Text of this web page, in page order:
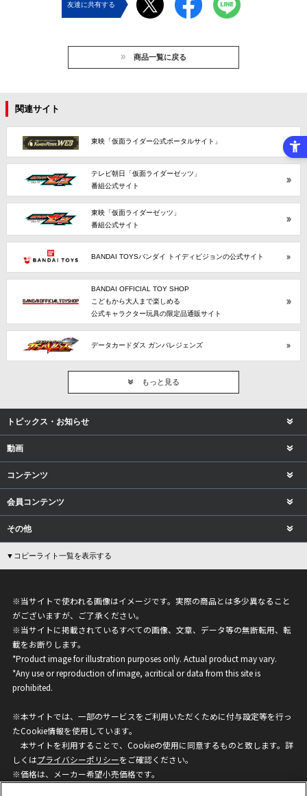
友達に共有する
商品一覧に戻る
関連サイト
東映「仮面ライダー公式ポータルサイト」
テレビ朝日「仮面ライダーゼッツ」
番組公式サイト
東映「仮面ライダーゼッツ」
番組公式サイト
BANDAI TOYSバンダイ トイディビジョンの公式サイト
BANDAI OFFICIAL TOY SHOP
こどもから大人まで楽しめる
公式キャラクター玩具の限定品通販サイト
データカードダス ガンバレジェンズ
もっと見る
トピックス・お知らせ
動画
コンテンツ
会員コンテンツ
その他
▼コピーライト一覧を表示する
※当サイトで使われる画像はイメージです。実際の商品とは多少異なること
がございますが、ご了承ください。
※当サイトに掲載されているすべての画像、文章、データ等の無断転用、転
載をお断りします。
*Product image for illustration purposes only. Actual product may vary.
*Any use or reproduction of image, acritical or data from this site is
prohibited.
※本サイトでは、一部のサービスをご利用いただくために付与設定等を行っ
たCookie情報を使用しています。
本サイトを利用することで、Cookieの使用に同意するものと致します。詳
しくはプライバシーポリシーをご確認ください。
※価格は、メーカー希望小売価格です。